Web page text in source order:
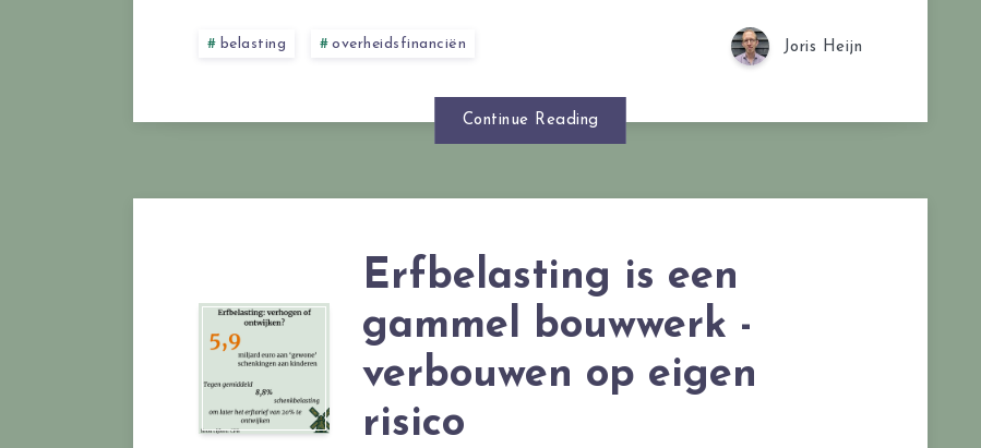
belasting overheidsfinanciën Joris Heijn
Continue Reading
Erfbelasting is een
gammel bouwwerk -
verbouwen op eigen
risico